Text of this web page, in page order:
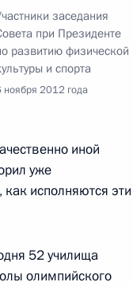
заседания
при Президенте
развитию физической
и спорта
ноября 2012 года
иной
уже
исполняются эти
52 училища
олимпийского